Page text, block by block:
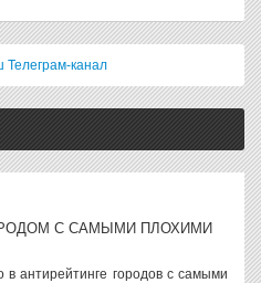
Телеграм-канал
С САМЫМИ ПЛОХИМИ
в антирейтинге городов с самыми